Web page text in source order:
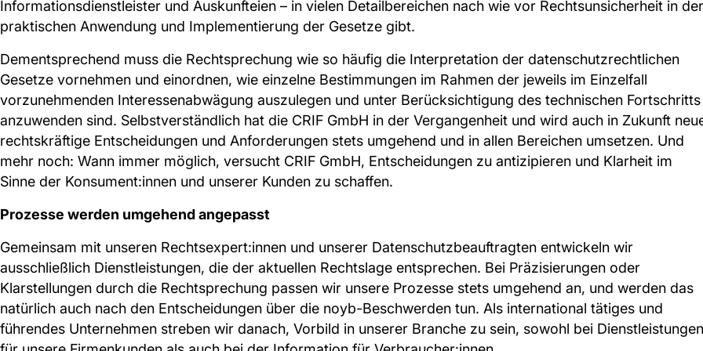
Informationsdienstleister und Auskunfteien – in vielen Detailbereichen nach wie vor Rechtsunsicherheit in der
praktischen Anwendung und Implementierung der Gesetze gibt.
Dementsprechend muss die Rechtsprechung wie so häufig die Interpretation der datenschutzrechtlichen
Gesetze vornehmen und einordnen, wie einzelne Bestimmungen im Rahmen der jeweils im Einzelfall
vorzunehmenden Interessenabwägung auszulegen und unter Berücksichtigung des technischen Fortschritts
anzuwenden sind. Selbstverständlich hat die CRIF GmbH in der Vergangenheit und wird auch in Zukunft
rechtskräftige Entscheidungen und Anforderungen stets umgehend und in allen Bereichen umsetzen. Und
mehr noch: Wann immer möglich, versucht CRIF GmbH, Entscheidungen zu antizipieren und Klarheit im
Sinne der Konsument:innen und unserer Kunden zu schaffen.
Prozesse werden umgehend angepasst
Gemeinsam mit unseren Rechtsexpert:innen und unserer Datenschutzbeauftragten entwickeln wir
ausschließlich Dienstleistungen, die der aktuellen Rechtslage entsprechen. Bei Präzisierungen oder
Klarstellungen durch die Rechtsprechung passen wir unsere Prozesse stets umgehend an, und werden das
natürlich auch nach den Entscheidungen über die noyb-Beschwerden tun. Als international tätiges und
führendes Unternehmen streben wir danach, Vorbild in unserer Branche zu sein, sowohl bei Dienstleistungen